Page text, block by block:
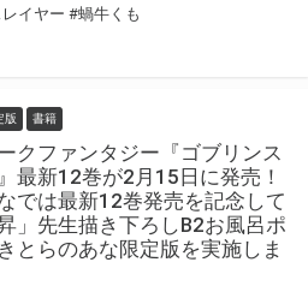
イヤー #蝸牛くも
版 書籍
クファンタジー『ゴブリンス
最新12巻が2月15日に発売！
では最新12巻発売を記念して
」先生描き下ろしB2お風呂ポ
とらのあな限定版を実施しま